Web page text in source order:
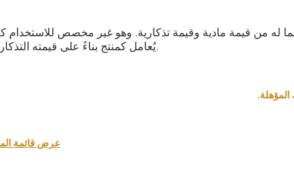
لما له من قيمة مادية وقيمة تذكارية. وهو غير مخصص للاستخدام
يُعامل كمنتج بناءً على قيمته التذكارية والمادية.
👈 عرض قائمة